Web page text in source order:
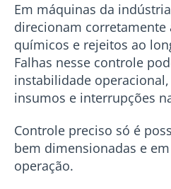
Em máquinas da
direcionam corretamente
químicos e rejeitos ao
Falhas nesse controle
instabilidade
insumos e interrupções
Controle preciso só é
bem dimensionadas e
operação.